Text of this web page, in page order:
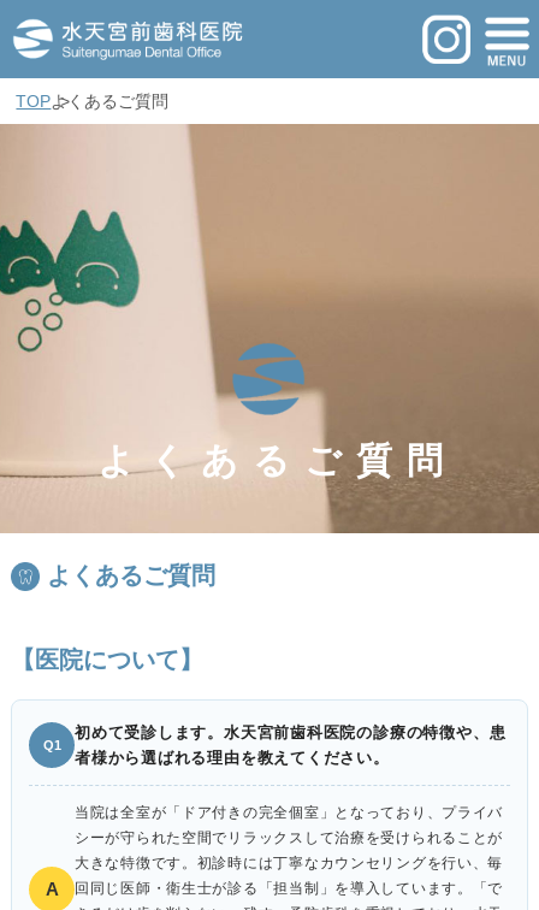
TOPよくあるご質問
よくあるご質問
よくあるご質問
【医院について】
Q1
初めて受診します。水天宮前歯科医院の診療の特徴や、患
者様から選ばれる理由を教えてください。
A
当院は全室が「ドア付きの完全個室」となっており、プライバ
シーが守られた空間でリラックスして治療を受けられることが
大きな特徴です。初診時には丁寧なカウンセリングを行い、毎
回同じ医師・衛生士が診る「担当制」を導入しています。「で